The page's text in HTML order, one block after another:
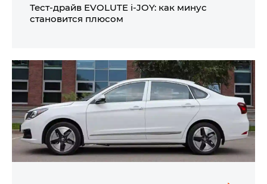
Тест-драйв EVOLUTE i‑JOY: как минус
становится плюсом